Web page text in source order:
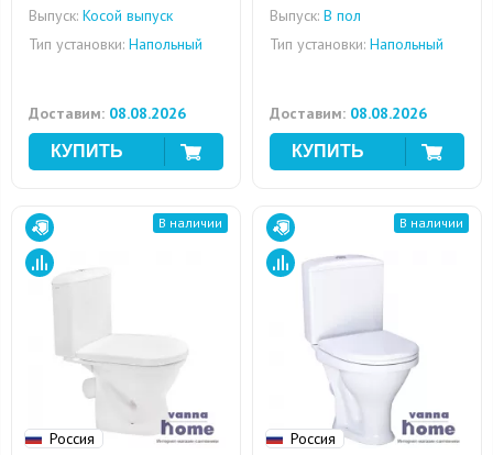
Выпуск: Косой выпуск
Тип установки: Напольный
Доставим: 08.08.2026
Выпуск: В пол
Тип установки: Напольный
Доставим: 08.08.2026
Россия
В наличии
Россия
В наличии